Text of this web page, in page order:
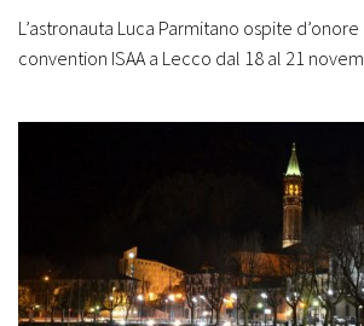
L’astronauta Luca Parmitano ospite
convention ISAA a Lecco dal 18 al 21